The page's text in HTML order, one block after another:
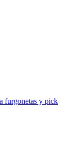
furgonetas y pick